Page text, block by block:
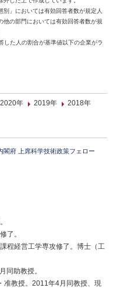
」においては有効回答者数が規定人
の部門においては有効回答者数が規
た人の割合が基準値以下の企業がラ
2020年 2019年 2018年
閣府 上席科学技術政策フェロー
了。
程経営工学専攻修了。博士（工
同助教授。
准教授。2011年4月同教授、現